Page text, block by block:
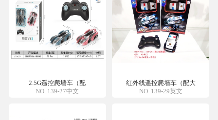
2.5G遥控爬墙车（配
NO. 139-27中文
红外线遥控爬墙车（配大
NO. 139-29英文